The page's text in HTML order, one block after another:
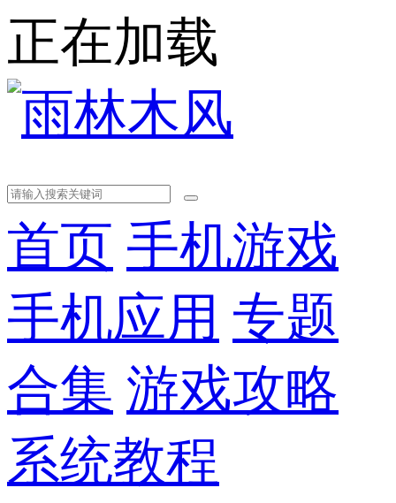
正在加载
首页 手机游戏
手机应用 专题
合集 游戏攻略
系统教程